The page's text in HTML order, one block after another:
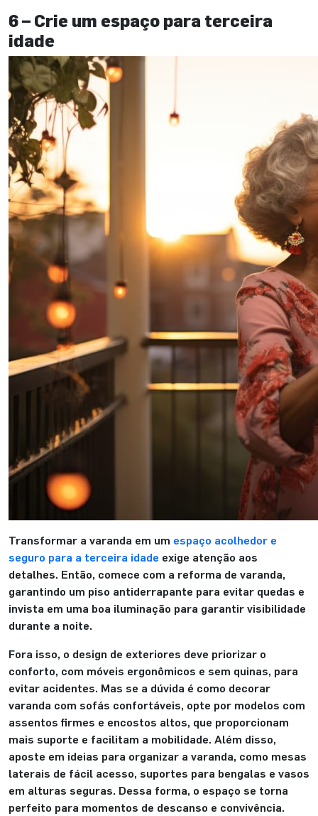
6 – Crie um espaço para terceira
idade
Transformar a varanda em um espaço acolhedor e
seguro para a terceira idade exige atenção aos
detalhes. Então, comece com a reforma de varanda,
garantindo um piso antiderrapante para evitar quedas e
invista em uma boa iluminação para garantir visibilidade
durante a noite.
Fora isso, o design de exteriores deve priorizar o
conforto, com móveis ergonômicos e sem quinas, para
evitar acidentes. Mas se a dúvida é como decorar
varanda com sofás confortáveis, opte por modelos com
assentos firmes e encostos altos, que proporcionam
mais suporte e facilitam a mobilidade. Além disso,
aposte em ideias para organizar a varanda, como mesas
laterais de fácil acesso, suportes para bengalas e vasos
em alturas seguras. Dessa forma, o espaço se torna
perfeito para momentos de descanso e convivência.